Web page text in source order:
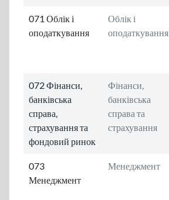
071 Облік і
оподаткування
Облік і
оподаткування
072 Фінанси,
банківська
справа,
страхування та
фондовий ринок
Фінанси,
банківська
справа та
страхування
073
Менеджмент
Менеджмент